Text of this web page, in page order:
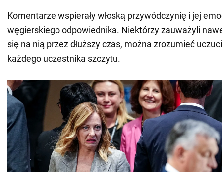
Komentarze wspierały włoską przywódczynię i jej
węgierskiego odpowiednika. Niektórzy zauważyli
się na nią przez dłuższy czas, można zrozumieć
każdego uczestnika szczytu.